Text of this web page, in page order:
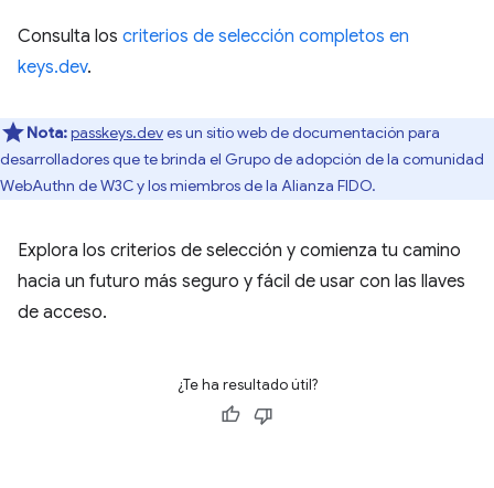
Consulta los criterios de selección completos en
keys.dev.
Nota:passkeys.deves un sitio web de documentación para
desarrolladores que te brinda el Grupo de adopción de la comunidad
WebAuthn de W3C y los miembros de la Alianza FIDO.
Explora los criterios de selección y comienza tu camino
hacia un futuro más seguro y fácil de usar con las llaves
de acceso.
¿Te ha resultado útil?